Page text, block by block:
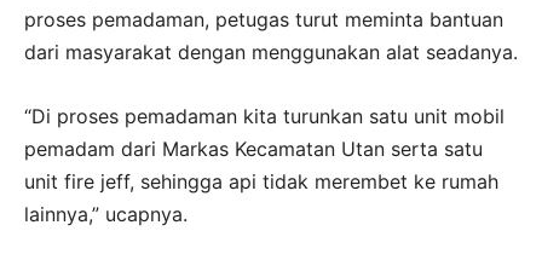
proses pemadaman, petugas turut meminta bantuan
dari masyarakat dengan menggunakan alat seadanya.
“Di proses pemadaman kita turunkan satu unit mobil
pemadam dari Markas Kecamatan Utan serta satu
unit fire jeff, sehingga api tidak merembet ke rumah
lainnya,” ucapnya.